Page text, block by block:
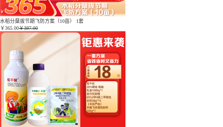
水稻分蘖拔节期飞防方案（10亩） 1套
￥365.00￥397.00